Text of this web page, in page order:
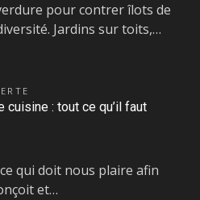
pour contrer îlots de
Jardins sur toits,…
cuisine : tout ce qu’il faut
qui doit nous plaire afin
et…